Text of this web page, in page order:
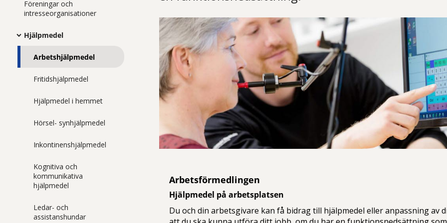
Föreningar och
intresseorganisationer
Hjälpmedel
Arbetshjälpmedel
Fritidshjälpmedel
Hjälpmedel i hemmet
Hörsel- synhjälpmedel
Inkontinenshjälpmedel
Kognitiva och
kommunikativa
hjälpmedel
Ledar- och
assistanshundar
Arbetsförmedlingen
Hjälpmedel på arbetsplatsen
Du och din arbetsgivare kan få bidrag till hjälpmedel eller anpassning av